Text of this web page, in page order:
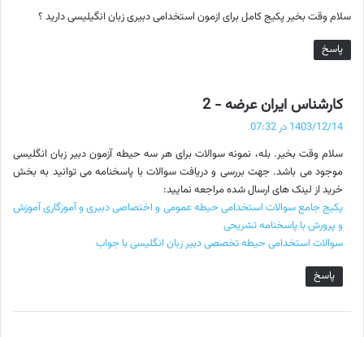
:
سلام وقت بخیر پکیج کامل برای ازمون استخدامی دبیری زبان انگیلیسی دارید ؟
پاسخ
کارشناس ایران عرضه - 2
:
1403/12/14 در 07:32
سلام وقت بخیر. بله، نمونه سوالات برای هر سه حیطه آزمون دبیر زبان انگلیسی
موجود می باشد. جهت بررسی و دریافت سوالات با پاسخنامه می توانید به بخش
خرید از لینک های ارسال شده مراجعه نمایید:
پکیج جامع سوالات استخدامی حیطه عمومی و اختصاصی دبیری و آموزگاری آموزش
و پرورش با پاسخنامه تشریحی
سوالات استخدامی حیطه تخصصی دبیر زبان انگلیسی با جواب
پاسخ